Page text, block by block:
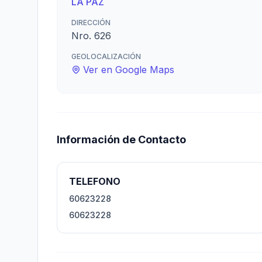
DIRECCIÓN
Nro. 626
GEOLOCALIZACIÓN
Ver en Google Maps
Información de Contacto
TELEFONO
60623228
60623228